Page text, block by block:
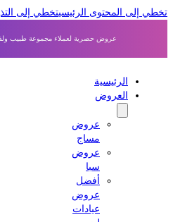
إلى المحتوى الرئيسي تخطي إلى التذييل
عروض حصرية لعملاء مجموعة طبيب ولفترة
الرئيسية
العروض
عروض
مساج
عروض
أفضل
عروض
عيادات